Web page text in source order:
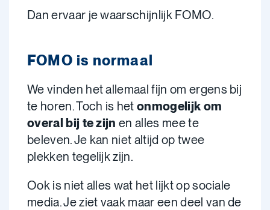
Dan ervaar je waarschijnlijk FOMO.
FOMO is normaal
We vinden het allemaal fijn om ergens bij
te horen. Toch is hetonmogelijk om
overal bij te zijn en alles mee te
beleven. Je kan niet altijd op twee
plekken tegelijk zijn.
Ook is niet alles wat het lijkt op sociale
media. Je ziet vaak maar een deel van de